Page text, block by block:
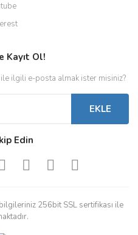
Kayıt Ol!
ile ilgili e-posta almak ister misiniz?
EKLE
Edin
256bit SSL sertifikası ile